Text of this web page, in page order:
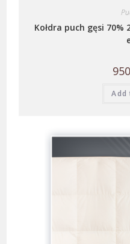
Kołdra puch gęsi 70%
Add